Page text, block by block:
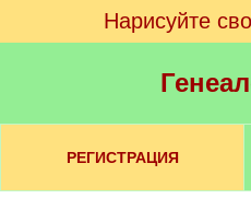
Нарисуйте
РЕГИСТРАЦИЯ